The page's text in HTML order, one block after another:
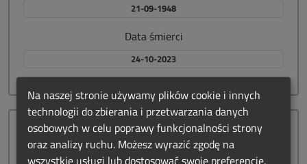
21-09-1948
Data śmierci
24-10-2023
Na naszej stronie używamy plików cookie i innych
technologii do zbierania i przetwarzania danych
osobowych w celu poprawy funkcjonalności strony
oraz analizy ruchu. Możesz wyrazić zgodę na
wszystkie usługi lub dostosować swoje preferencje.